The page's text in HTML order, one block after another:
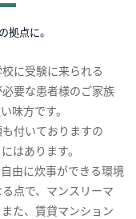
拠点に。
に受験に来られる
要な患者様のご家族
味方です。
付いておりますの
はあります。
由に炊事ができる環境
点で、マンスリーマ
た、賃貸マンション